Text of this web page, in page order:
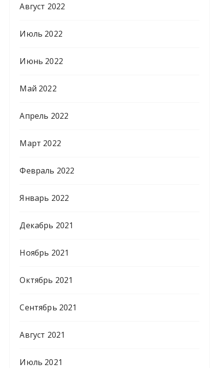
Август 2022
Июль 2022
Июнь 2022
Май 2022
Апрель 2022
Март 2022
Февраль 2022
Январь 2022
Декабрь 2021
Ноябрь 2021
Октябрь 2021
Сентябрь 2021
Август 2021
Июль 2021